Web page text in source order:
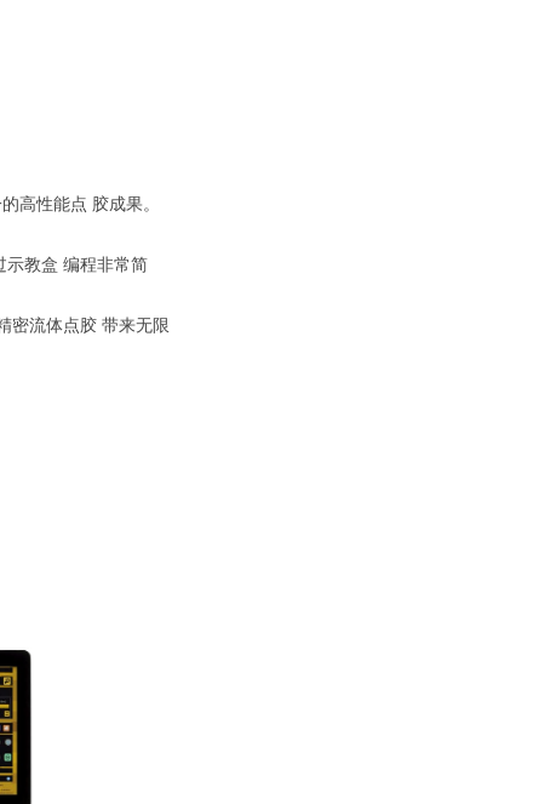
高性能点 胶成果。
示教盒 编程非常简
密流体点胶 带来无限